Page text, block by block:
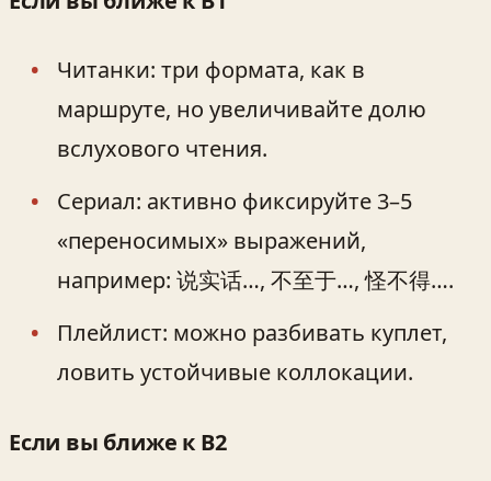
Читанки: три формата, как в
маршруте, но увеличивайте долю
вслухового чтения.
Сериал: активно фиксируйте 3–5
«переносимых» выражений,
например: 说实话…, 不至于…, 怪不得….
Плейлист: можно разбивать куплет,
ловить устойчивые коллокации.
Если вы ближе к B2